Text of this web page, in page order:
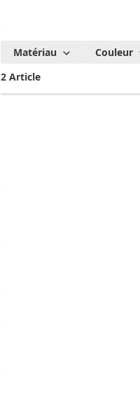
Pattex
Matériau Couleur
2 Article